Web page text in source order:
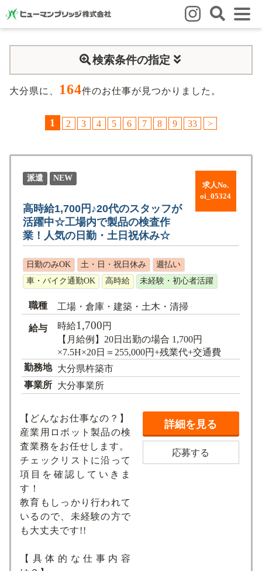
はじめての方
3つの強み いろいろな働き方
就業までの流れ HBのイイネ！
スタッフの方
お友だち紹介キャンペーン
会社概要
会社概要 事業所のご案内
ブログ
求人検索
検索条件の指定
大分県に、 164件のお仕事が見つかりました。
1 2 3 4 5 6 7 8 9 33 >
求人No.
oi_05324
派遣 NEW
高時給1,700円♪20代のスタッフが
活躍中☆工場内で製品の検査作
業！人気の日勤・土日祝休み☆
日勤のみOK 土・日・祝日休み
週払い
車・バイク通勤OK
高時給 未経験・初心者活躍
職種 工場・倉庫・建築・土木・清掃
給与 時給1,700円
【月給例】20日出勤の場合 1,700円
×7.5H×20日＝255,000円+残業代+交通費
勤務地 大分県杵築市
事業所 大分事業所
【どんなお仕事なの？】
産業用ロボット製品の検
査業務をお任せします。
チェックリストに沿って
項目を確認していきま
す！
教育もしっかり行われて
いるので、未経験の方で
も大丈夫です!!
【具体的な仕事内容
詳細を見る
応募する